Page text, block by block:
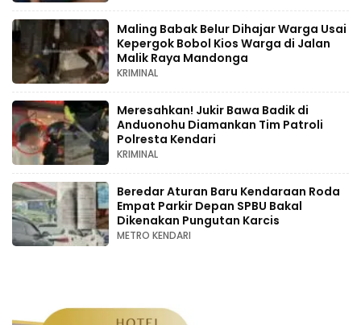
Maling Babak Belur Dihajar Warga Usai
Kepergok Bobol Kios Warga di Jalan
Malik Raya Mandonga
KRIMINAL
Meresahkan! Jukir Bawa Badik di
Anduonohu Diamankan Tim Patroli
Polresta Kendari
KRIMINAL
Beredar Aturan Baru Kendaraan Roda
Empat Parkir Depan SPBU Bakal
Dikenakan Pungutan Karcis
METRO KENDARI